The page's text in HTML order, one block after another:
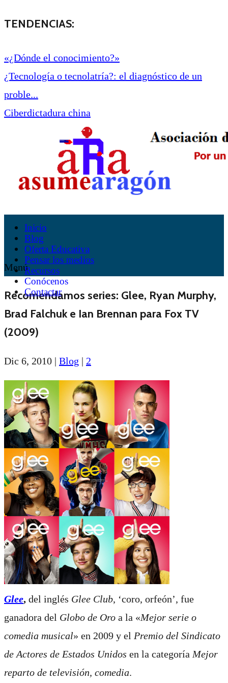
TENDENCIAS:
«¿Dónde el conocimiento?»
¿Tecnología o tecnolatría?: el diagnóstico de un
proble...
Ciberdictadura china
Inicio
Blog
Oferta Educativa
Pensar los medios
Recursos
Conócenos
Contactar
Menú
Recomendamos series: Glee, Ryan Murphy,
Brad Falchuk e Ian Brennan para Fox TV
(2009)
Dic 6, 2010 | Blog | 2
Glee, del inglés Glee Club, ‘coro, orfeón’, fue
ganadora del Globo de Oro a la «Mejor serie o
comedia musical» en 2009 y el Premio del Sindicato
de Actores de Estados Unidos en la categoría Mejor
reparto de televisión, comedia.